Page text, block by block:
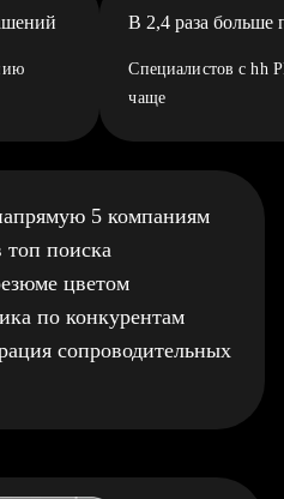
В 2,4 раза больше
Специалистов с hh
чаще
5 компаниям
топ поиска
цветом
по конкурентам
сопроводительных